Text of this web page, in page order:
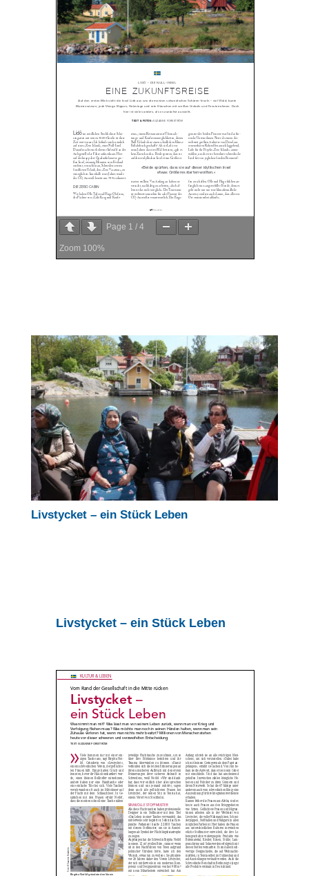
Page 1 / 4
Zoom 100%
Livstycket – ein Stück Leben
Livstycket – ein Stück Leben